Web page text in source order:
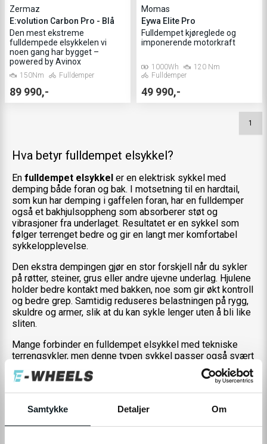
Samtykke Detaljer Om
Zermaz
E:volution Carbon Pro - Blå
Den mest ekstreme
fulldempede elsykkelen vi
noen gang har bygget –
powered by Avinox
150Nm Fulldemper
89 990,-
Momas
Eywa Elite Pro
Fulldempet kjøreglede og
imponerende motorkraft
1000Wh
120 Nm
Fulldemper
49 990,-
1
Hva betyr fulldempet elsykkel?
En fulldempet elsykkel er en elektrisk sykkel med
demping både foran og bak. I motsetning til en hardtail,
som kun har demping i gaffelen foran, har en fulldemper
også et bakhjulsoppheng som absorberer støt og
vibrasjoner fra underlaget. Resultatet er en sykkel som
følger terrenget bedre og gir en langt mer komfortabel
sykkelopplevelse.
Den ekstra dempingen gjør en stor forskjell når du sykler
på røtter, steiner, grus eller andre ujevne underlag. Hjulene
holder bedre kontakt med bakken, noe som gir økt kontroll
og bedre grep. Samtidig reduseres belastningen på rygg,
skuldre og armer, slik at du kan sykle lenger uten å bli like
sliten.
Mange forbinder en fulldempet elsykkel med tekniske
terrengsykler, men denne typen sykkel passer også svært
godt for deg som ønsker høy komfort på lengre turer eller
sykler mye på grusveier og dårlig asfalt. Kombinasjonen
av elektrisk motor og demping gjør at du kan nyte turen